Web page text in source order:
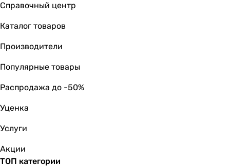
Тип
смеситель
смеситель
смеситель
смеситель
смеситель
смеситель
Тип поверхности
Справочный центр
Каталог товаров
Производители
Популярные товары
Распродажа до -50%
Уценка
Услуги
Акции
ТОП категории